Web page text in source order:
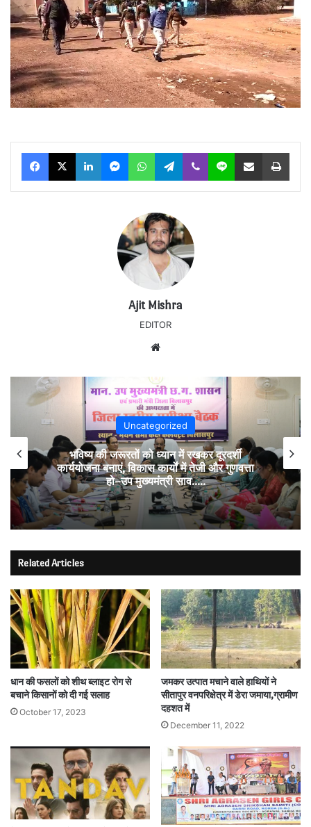
Facebook
X LinkedInMessengerWhatsAppTelegram
Viber Line Share via Email Print
Ajit Mishra
EDITOR
Uncategorized
भविष्य की जरूरतों को ध्यान में रखकर दूरदर्शी
कार्ययोजना बनाएं, विकास कार्यों में तेजी और गुणवत्ता
हो–उप मुख्यमंत्री साव…..
Related Articles
धान की फसलों को शीथ ब्लाइट रोग से
बचाने किसानों को दी गई सलाह
October 17, 2023
जमकर उत्पात मचाने वाले हाथियों ने
सीतापुर वनपरिक्षेत्र में डेरा जमाया,ग्रामीण
दहशत में
December 11, 2022